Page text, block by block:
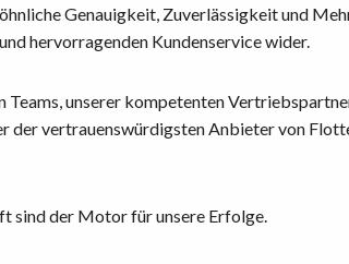
Genauigkeit, Zuverlässigkeit und
hervorragenden Kundenservice wider.
unserer kompetenten
der vertrauenswürdigsten Anbieter von
sind der Motor für unsere Erfolge.